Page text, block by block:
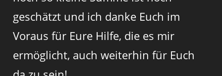
geschätzt und ich danke Euch im
Voraus für Eure Hilfe, die es mir
ermöglicht, auch weiterhin für Euch